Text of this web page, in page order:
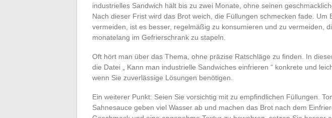
industrielles Sandwich hält bis zu zwei Monate, ohne seinen
Nach dieser Frist wird das Brot weich, die Füllungen schmecken fade. Um
vermeiden, ist es besser, regelmäßig zu konsumieren und zu vermeiden,
monatelang im Gefrierschrank zu stapeln.
Oft hört man über das Thema, ohne präzise Ratschläge zu finden. In
die Datei „ Kann man industrielle Sandwiches einfrieren “ konkrete und
wenn Sie zuverlässige Lösungen benötigen.
Ein weiterer Punkt: Seien Sie vorsichtig mit zu empfindlichen Füllungen.
Sahnesauce geben viel Wasser ab und machen das Brot nach dem